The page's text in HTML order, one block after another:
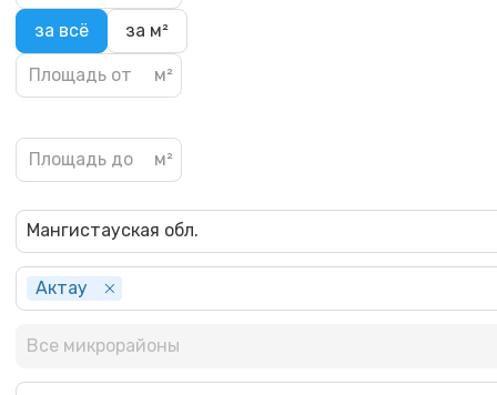
за всё за м²
Мангистауская обл.
Актау
Все микрорайоны